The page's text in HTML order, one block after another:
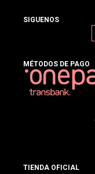
SIGUENOS
MÉTODOS DE PAGO
TIENDA OFICIAL